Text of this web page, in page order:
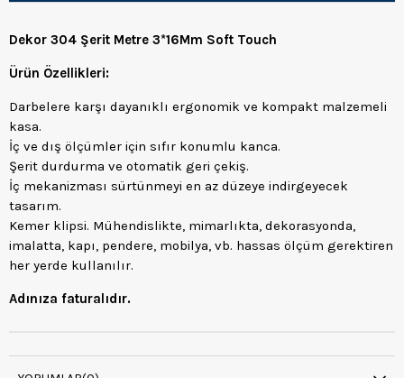
Dekor 304 Şerit Metre 3*16Mm Soft Touch
Ürün Özellikleri:
Darbelere karşı dayanıklı ergonomik ve kompakt malzemeli
kasa.
İç ve dış ölçümler için sıfır konumlu kanca.
Şerit durdurma ve otomatik geri çekiş.
İç mekanizması sürtünmeyi en az düzeye indirgeyecek
tasarım.
Kemer klipsi. Mühendislikte, mimarlıkta, dekorasyonda,
imalatta, kapı, pendere, mobilya, vb. hassas ölçüm gerektiren
her yerde kullanılır.
Adınıza faturalıdır.